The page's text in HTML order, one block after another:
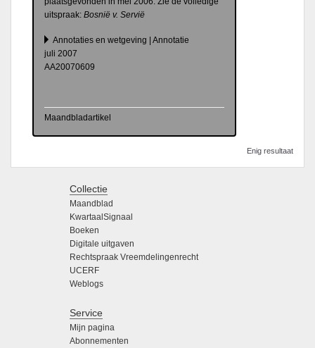
uitspraak: Bosnië v. Servië
Annotaties en wetgeving | Annotatie
juli 2007
AA20070609
Maandbladartikel
Enig resultaat
Collectie
Maandblad
KwartaalSignaal
Boeken
Digitale uitgaven
Rechtspraak Vreemdelingenrecht
UCERF
Weblogs
Service
Mijn pagina
Abonnementen